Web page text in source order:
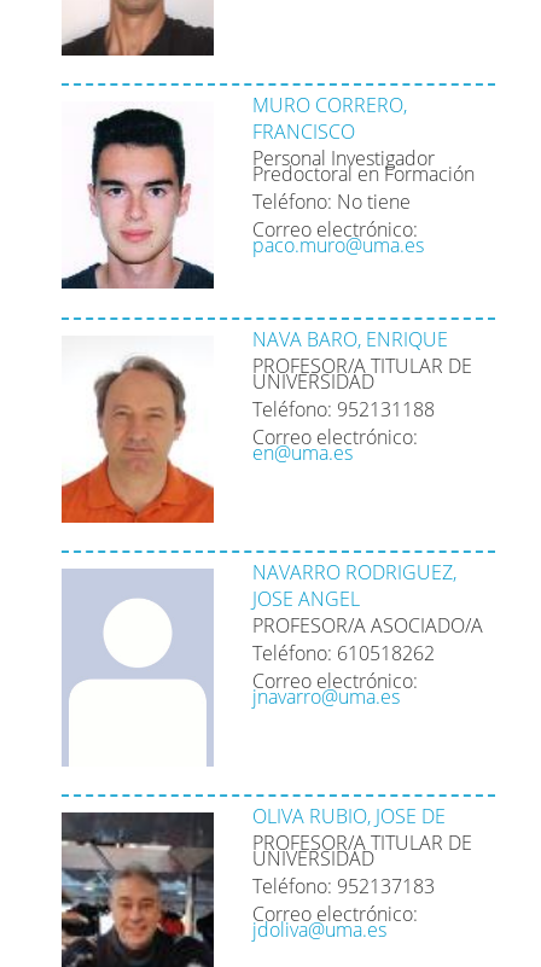
MURO CORRERO,
FRANCISCO
Personal Investigador
Predoctoral en Formación
Teléfono: No tiene
Correo electrónico:
paco.muro@uma.es
NAVA BARO, ENRIQUE
PROFESOR/A TITULAR DE
UNIVERSIDAD
Teléfono: 952131188
Correo electrónico:
en@uma.es
NAVARRO RODRIGUEZ,
JOSE ANGEL
PROFESOR/A ASOCIADO/A
Teléfono: 610518262
Correo electrónico:
jnavarro@uma.es
OLIVA RUBIO, JOSE DE
PROFESOR/A TITULAR DE
UNIVERSIDAD
Teléfono: 952137183
Correo electrónico:
jdoliva@uma.es